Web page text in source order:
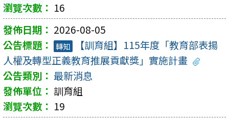
16
2026-08-05
轉知
【訓育組】115年度「教育部表揚
人權及轉型正義教育推展貢獻獎」實施計畫
最新消息
訓育組
19